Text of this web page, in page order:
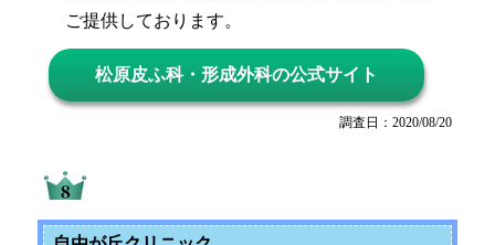
ご提供しております。
松原皮ふ科・形成外科の公式サイト
調査日：2020/08/20